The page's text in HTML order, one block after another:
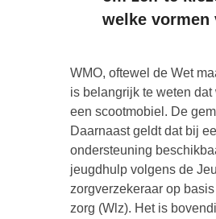
welke vormen
WMO, oftewel de Wet
is belangrijk te weten
een scootmobiel. De
Daarnaast geldt dat bij
ondersteuning
jeugdhulp volgens de
zorgverzekeraar op
zorg (Wlz). Het is